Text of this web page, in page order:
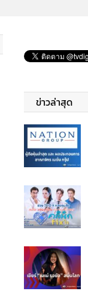
ข่าวล่าสุด